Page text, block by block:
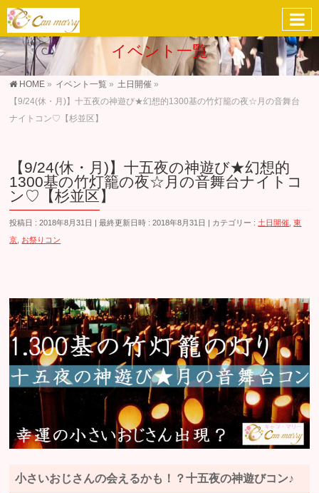
イベント一覧
HOME » イベント一覧 » 土日開催 »
【9/24(休・月)】十五夜の神遊び★幻想的1300基の竹灯籠の夜☆月の音舞台
ナイトコン♡【杉並区】
【9/24(休・月)】十五夜の神遊び★幻想的
1300基の竹灯籠の夜☆月の音舞台ナイトコ
ン♡【杉並区】
投稿日 : 2018年8月31日 最終更新日時 : 2018年8月31日 カテゴリー : 土日開催 ,東
京 お祭りコン
小さいおじさんの会えるかも！？十五夜の神遊びコン♪